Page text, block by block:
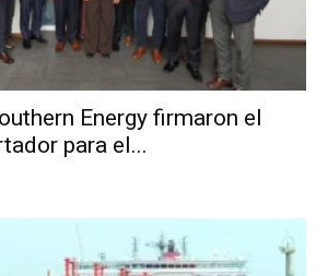
Energy firmaron el
para el...